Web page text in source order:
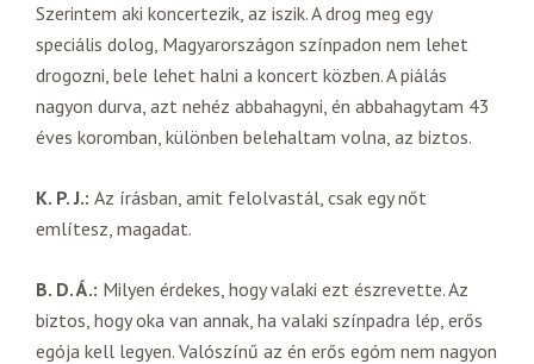
Szerintem aki koncertezik, az iszik. A drog meg egy
speciális dolog, Magyarországon színpadon nem lehet
drogozni, bele lehet halni a koncert közben. A piálás
nagyon durva, azt nehéz abbahagyni, én abbahagytam 43
éves koromban, különben belehaltam volna, az biztos.
K. P. J.: Az írásban, amit felolvastál, csak egy nőt
említesz, magadat.
B. D. Á.: Milyen érdekes, hogy valaki ezt észrevette. Az
biztos, hogy oka van annak, ha valaki színpadra lép, erős
egója kell legyen. Valószínű az én erős egóm nem nagyon